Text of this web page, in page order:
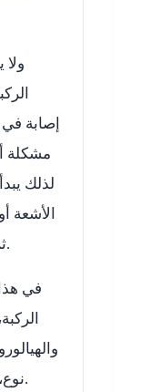
إصابة في
مشكلة
لذلك
الأشعة
ثم اختيار الخطة الأنسب لكل حالة.
في
نوع، وما التعليمات المهمة بعد الحقن.